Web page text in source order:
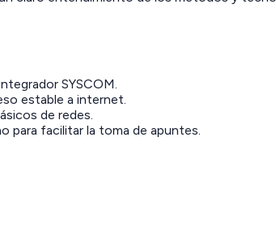
SYSCOM.
estable a internet.
de redes.
para facilitar la toma de apuntes.